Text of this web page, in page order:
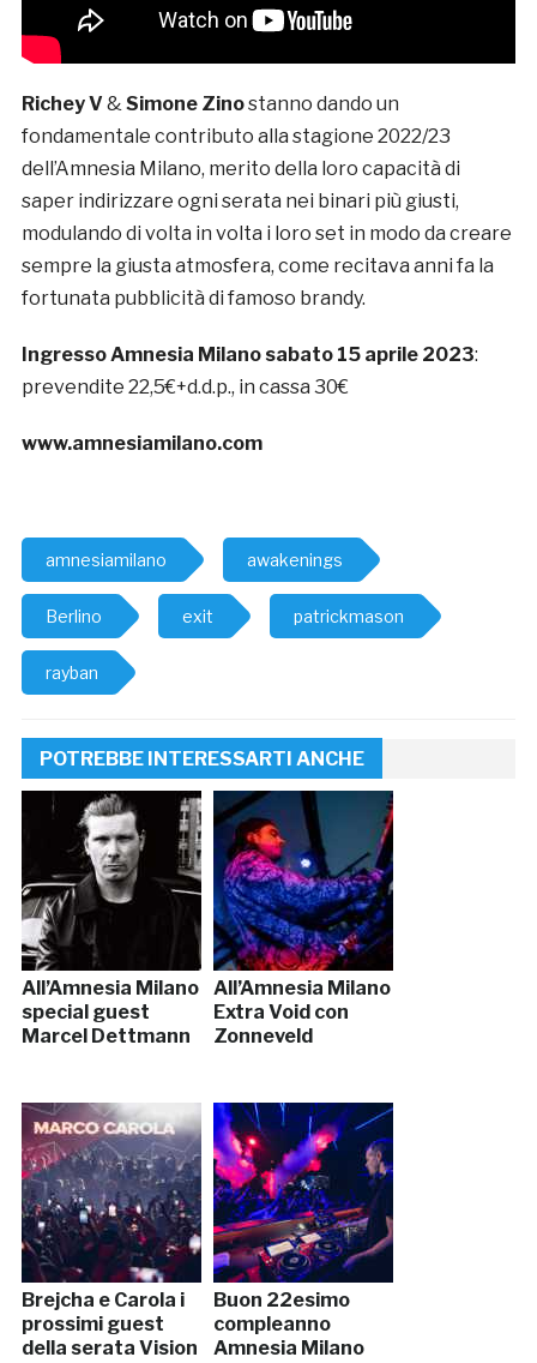
Richey V&Simone Zinostanno dando un
fondamentale contributo alla stagione 2022/23
dell’Amnesia Milano, merito della loro capacità di
saper indirizzare ogni serata nei binari più giusti,
modulando di volta in volta i loro set in modo da creare
sempre la giusta atmosfera, come recitava anni fa la
fortunata pubblicità di famoso brandy.
Ingresso Amnesia Milano sabato 15 aprile 2023:
prevendite 22,5€+d.d.p., in cassa 30€
www.amnesiamilano.com
amnesiamilano awakenings
Berlino exit patrickmason
rayban
POTREBBE INTERESSARTI ANCHE
All’Amnesia Milano
special guest
Marcel Dettmann
All’Amnesia Milano
Extra Void con
Zonneveld
Brejcha e Carola i
prossimi guest
della serata Vision
Buon 22esimo
compleanno
Amnesia Milano